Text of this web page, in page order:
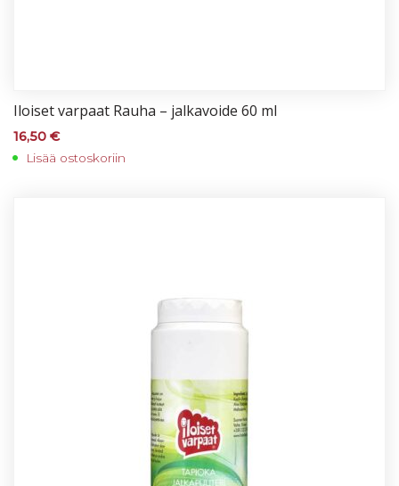
Iloi­set var­paat Rau­ha – jal­ka­voi­de 60 ml
16,50 €
Lisää ostoskoriin